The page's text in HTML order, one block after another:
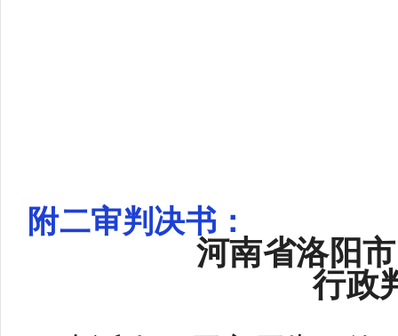
附二审判决书：
河南省洛阳
行政